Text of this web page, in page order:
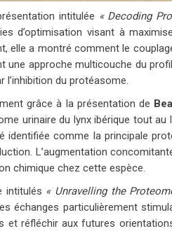
intitulée « Decoding
d’optimisation visant à
elle a montré comment le
une approche multicouche du
du protéasome.
grâce à la présentation de
urinaire du lynx ibérique tout au
identifiée comme la principale
L’augmentation
chimique chez cette espèce.
intitulés « Unravelling the
échanges particulièrement
et réfléchir aux futures